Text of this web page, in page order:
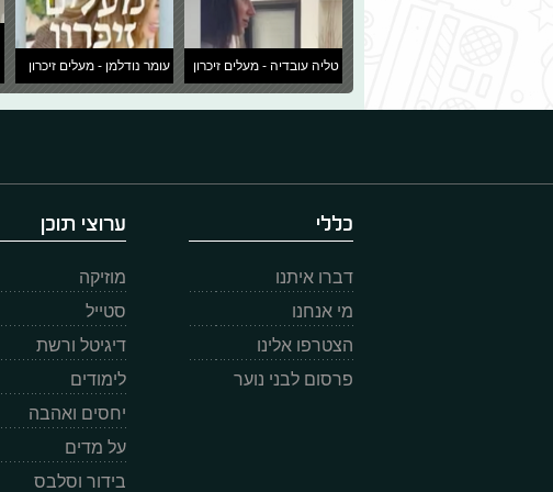
טליה עובדיה - מעלים זיכרון עומר נודלמן - מעלים זיכרון
כללי
דברו איתנו
מי אנחנו
הצטרפו אלינו
פרסום לבני נוער
ערוצי תוכן
מוזיקה
סטייל
דיגיטל ורשת
לימודים
יחסים ואהבה
על מדים
בידור וסלבס